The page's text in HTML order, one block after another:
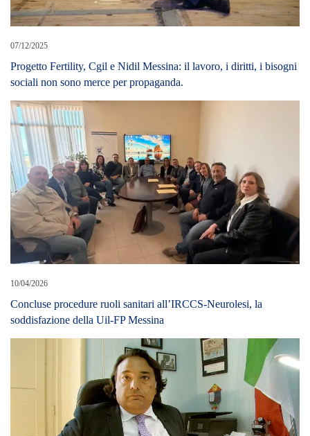
07/12/2025
Progetto Fertility, Cgil e Nidil Messina: il lavoro, i diritti, i bisogni
sociali non sono merce per propaganda.
10/04/2026
Concluse procedure ruoli sanitari all’IRCCS-Neurolesi, la
soddisfazione della Uil-FP Messina